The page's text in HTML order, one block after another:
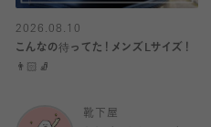
2026.08.10
こんなの待ってた！メンズLサイズ！
👨🏻🧦
靴下屋